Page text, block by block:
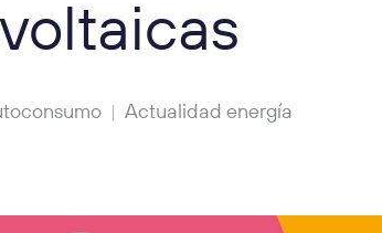
|Actualidad energía